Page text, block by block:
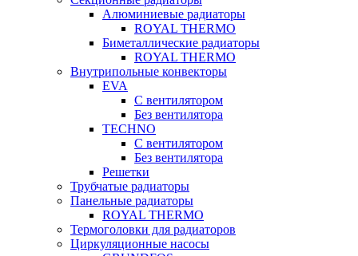
Алюминиевые радиаторы
ROYAL THERMO
Биметаллические радиаторы
ROYAL THERMO
Внутрипольные конвекторы
EVA
С вентилятором
Без вентилятора
TECHNO
С вентилятором
Без вентилятора
Решетки
Трубчатые радиаторы
Панельные радиаторы
ROYAL THERMO
Термоголовки для радиаторов
Циркуляционные насосы